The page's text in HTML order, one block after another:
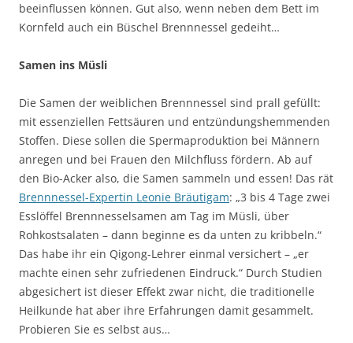
beeinflussen können. Gut also, wenn neben dem Bett im
Kornfeld auch ein Büschel Brennnessel gedeiht…
Samen ins Müsli
Die Samen der weiblichen Brennnessel sind prall gefüllt:
mit essenziellen Fettsäuren und entzündungshemmenden
Stoffen. Diese sollen die Spermaproduktion bei Männern
anregen und bei Frauen den Milchfluss fördern. Ab auf
den Bio-Acker also, die Samen sammeln und essen! Das rät
Brennnessel-Expertin Leonie Bräutigam: „3 bis 4 Tage zwei
Esslöffel Brennnesselsamen am Tag im Müsli, über
Rohkostsalaten – dann beginne es da unten zu kribbeln.“
Das habe ihr ein Qigong-Lehrer einmal versichert – „er
machte einen sehr zufriedenen Eindruck.“ Durch Studien
abgesichert ist dieser Effekt zwar nicht, die traditionelle
Heilkunde hat aber ihre Erfahrungen damit gesammelt.
Probieren Sie es selbst aus…